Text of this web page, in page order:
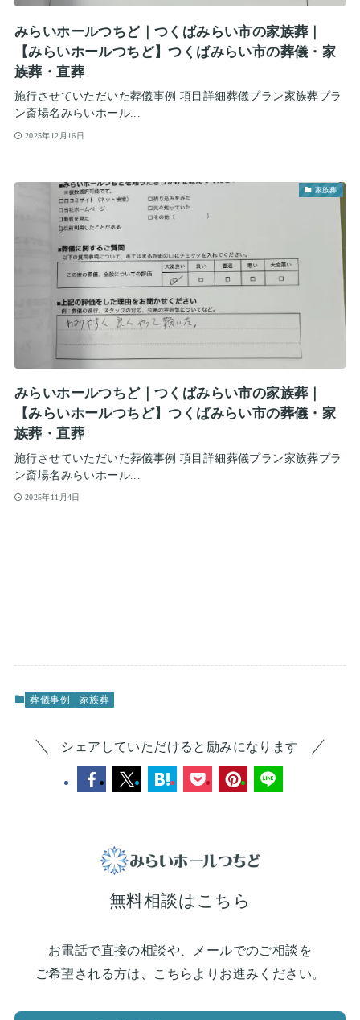
みらいホールつちど｜つくばみらい市の家族葬｜
【みらいホールつちど】つくばみらい市の葬儀・家
族葬・直葬
施行させていただいた葬儀事例 項目詳細葬儀プラン家族葬プラ
ン斎場名みらいホール...
2025年12月16日
家族葬
みらいホールつちど｜つくばみらい市の家族葬｜
【みらいホールつちど】つくばみらい市の葬儀・家
族葬・直葬
施行させていただいた葬儀事例 項目詳細葬儀プラン家族葬プラ
ン斎場名みらいホール...
2025年11月4日
葬儀事例 家族葬
シェアしていただけると励みになります
無料相談はこちら
お電話で直接の相談や、メールでのご相談を
ご希望される方は、こちらよりお進みください。